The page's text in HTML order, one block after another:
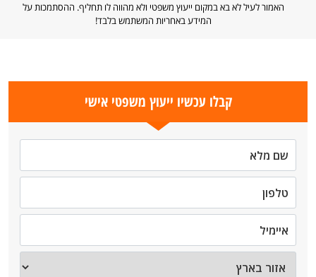
האמור לעיל לא בא במקום ייעוץ משפטי ולא מהווה לו תחליף. ההסתמכות על
המידע באחריות המשתמש בלבד!
קבלו עכשיו ייעוץ משפטי אישי